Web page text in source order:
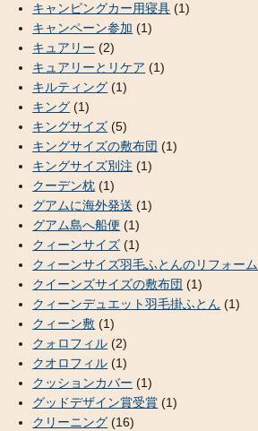
キャンピングカー用寝具 (1)
キャンペーン参加 (1)
キュアリー (2)
キュアリーとリケア (1)
キルティング (1)
キング (1)
キングサイズ (5)
キングサイズの敷布団 (1)
キングサイズ別注 (1)
クーデン枕 (1)
グアムに海外発送 (1)
グアム島へ船便 (1)
クィーンサイズ (1)
クィーンサイズ羽毛ふとんのリフォーム
クイーンズサイズの敷布団 (1)
クィーンデュエット羽毛掛ふとん (1)
クィーン敷 (1)
クォロフィル (2)
クオロフィル (1)
クッションカバー (1)
グッドデザイン賞受賞 (1)
クリーニング (16)